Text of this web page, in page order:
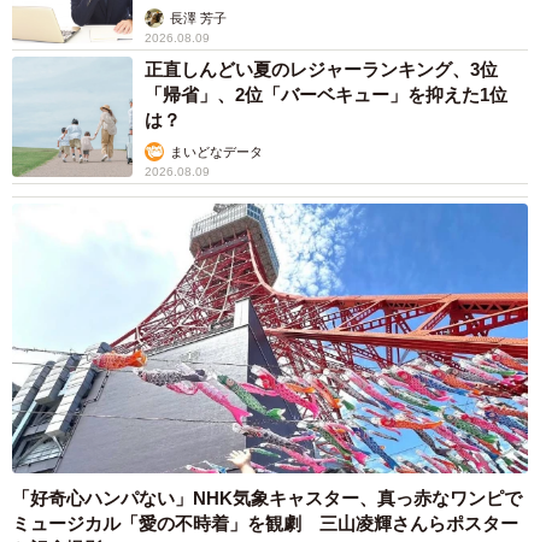
アカウンセラーが解説】
長澤 芳子
2026.08.09
正直しんどい夏のレジャーランキング、3位
「帰省」、2位「バーベキュー」を抑えた1位
は？
まいどなデータ
2026.08.09
「好奇心ハンパない」NHK気象キャスター、真っ赤なワンピで
ミュージカル「愛の不時着」を観劇 三山凌輝さんらポスター